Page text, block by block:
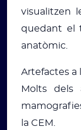
visualitzen
quedant el
anatòmic.
Artefactes a
Molts dels
la CEM.